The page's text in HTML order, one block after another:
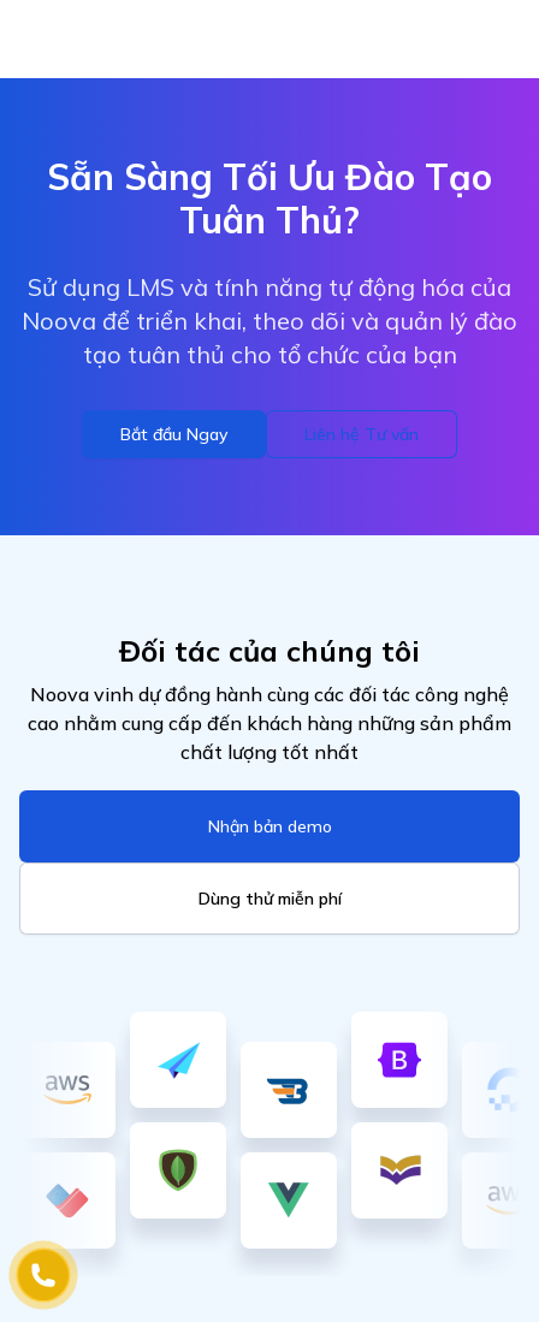
Sẵn Sàng Tối Ưu Đào Tạo
Tuân Thủ?
Sử dụng LMS và tính năng tự động hóa của
Noova để triển khai, theo dõi và quản lý đào
tạo tuân thủ cho tổ chức của bạn
Bắt đầu Ngay Liên hệ Tư vấn
Đối tác của chúng tôi
Noova vinh dự đồng hành cùng các đối tác công nghệ
cao nhằm cung cấp đến khách hàng những sản phẩm
chất lượng tốt nhất
Nhận bản demo
Dùng thử miễn phí